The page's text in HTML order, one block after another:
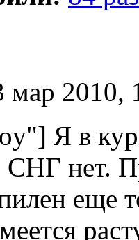
мар 2010,
Я в
СНГ нет.
еще